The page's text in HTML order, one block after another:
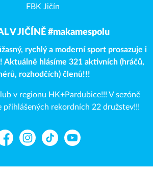
V JIČÍNĚ #makamespolu
rychlý a moderní sport prosazuje i
Aktuálně hlásíme 321 aktivních (hráčů,
rozhodčích) členů!!!
v regionu HK+Pardubice!!! V sezóně
přihlášených rekordních 22 družstev!!!
Instagram
TikTok YouTube